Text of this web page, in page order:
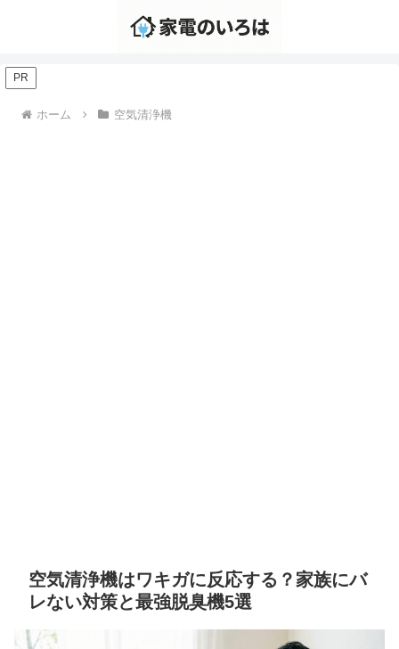
PR
ホーム 空気清浄機
空気清浄機はワキガに反応する？家族にバ
レない対策と最強脱臭機5選